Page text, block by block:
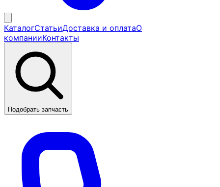
КаталогСтатьиДоставка и оплатаО
компанииКонтакты
Подобрать запчасть